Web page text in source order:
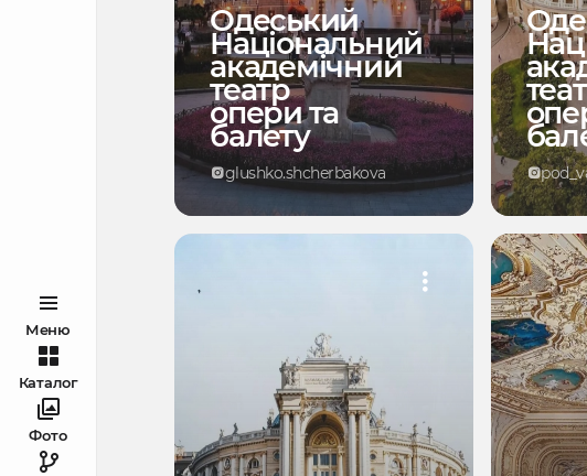
Меню
Каталог
Фото
Одеський
Національний
академічний
театр
опери та
балету
glushko.shcherbakova